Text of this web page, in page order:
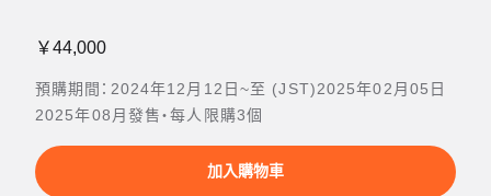
￥44,000
預購期間：2024年12月12日~至 (JST)2025年02月05日
2025年08月發售・每人限購3個
加入購物車